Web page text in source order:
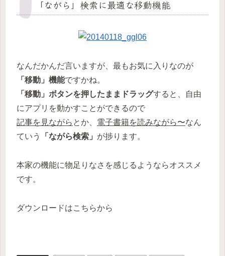
「ながら」検索に最適な移動機能
なんだかんだ言いますが、最もお気に入りなのが
「移動」機能ですかね。
「移動」ボタンを押したままドラッグすると、自由
にアプリを動かすことができるので
記事を見ながら とか、 電子書籍を読みながら〜なん
ていう
「ながら検索」 が捗ります。
本家の機能に物足りなさを感じるようならオススメ
です。
ダウンロードはこちらから